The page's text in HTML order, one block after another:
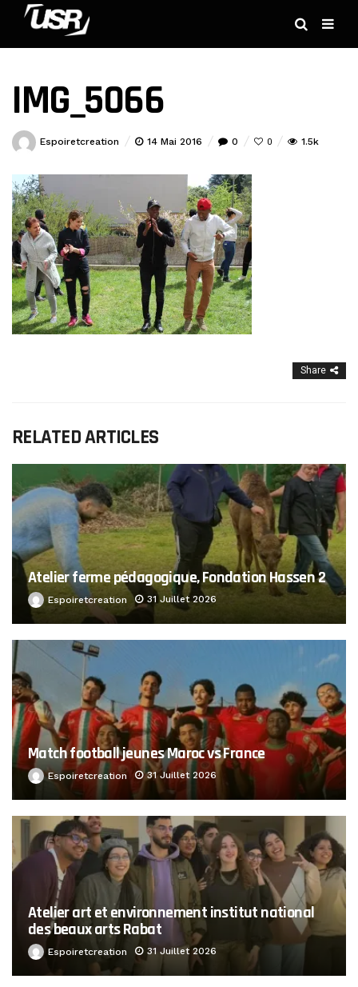
IMG_5066
Espoiretcreation 14 Mai 2016 0 0 1.5k
Share
RELATED ARTICLES
Atelier ferme pédagogique, Fondation Hassen 2
Espoiretcreation 31 Juillet 2026
Match football jeunes Maroc vs France
Espoiretcreation 31 Juillet 2026
Atelier art et environnement institut national
des beaux arts Rabat
Espoiretcreation 31 Juillet 2026